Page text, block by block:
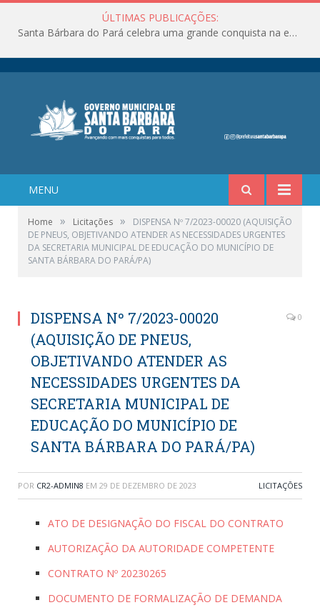
ÚLTIMAS PUBLICAÇÕES:
Santa Bárbara do Pará celebra uma grande conquista na educação!
MENU
Home » Licitações »
DISPENSA Nº 7/2023-00020 (AQUISIÇÃO
DE PNEUS, OBJETIVANDO ATENDER AS NECESSIDADES URGENTES
DA SECRETARIA MUNICIPAL DE EDUCAÇÃO DO MUNICÍPIO DE
SANTA BÁRBARA DO PARÁ/PA)
DISPENSA Nº 7/2023-00020
(AQUISIÇÃO DE PNEUS,
OBJETIVANDO ATENDER AS
NECESSIDADES URGENTES DA
SECRETARIA MUNICIPAL DE
EDUCAÇÃO DO MUNICÍPIO DE
SANTA BÁRBARA DO PARÁ/PA)
0
POR CR2-ADMIN8 EM 29 DE DEZEMBRO DE 2023 LICITAÇÕES
ATO DE DESIGNAÇÃO DO FISCAL DO CONTRATO
AUTORIZAÇÃO DA AUTORIDADE COMPETENTE
CONTRATO Nº 20230265
DOCUMENTO DE FORMALIZAÇÃO DE DEMANDA